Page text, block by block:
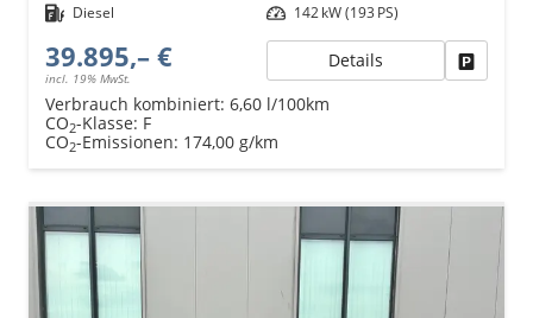
Kraftstoff Diesel Leistung 142 kW (193 PS)
39.895,– €
incl. 19% MwSt.
Details
Verbrauch kombiniert: 6,60 l/100km
CO2-Klasse: F
CO2-Emissionen: 174,00 g/km